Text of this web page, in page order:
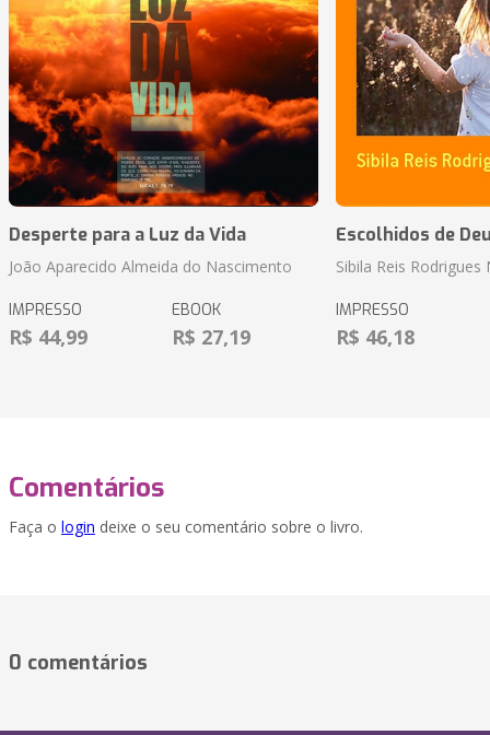
Desperte para a Luz da Vida
João Aparecido Almeida do Nascimento
IMPRESSO
R$ 44,99
EBOOK
R$ 27,19
Escolhidos de
Sibila Reis
IMPRESSO
R$ 46,18
Comentários
Faça o login deixe o seu comentário sobre o livro.
0 comentários